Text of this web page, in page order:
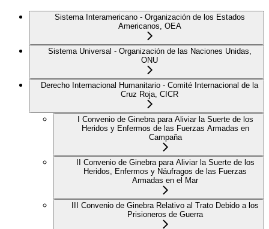
Sistema Interamericano - Organización de los Estados
Americanos, OEA
Sistema Universal - Organización de las Naciones Unidas,
ONU
Derecho Internacional Humanitario - Comité Internacional de la
Cruz Roja, CICR
I Convenio de Ginebra para Aliviar la Suerte de los
Heridos y Enfermos de las Fuerzas Armadas en
Campaña
II Convenio de Ginebra para Aliviar la Suerte de los
Heridos, Enfermos y Náufragos de las Fuerzas
Armadas en el Mar
III Convenio de Ginebra Relativo al Trato Debido a los
Prisioneros de Guerra